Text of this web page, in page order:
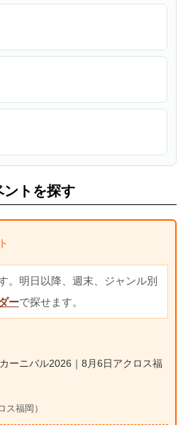
ントを探す
。明日以降、週末、ジャンル別
ーで探せます。
ーニバル2026｜8月6日アクロス福
福岡）